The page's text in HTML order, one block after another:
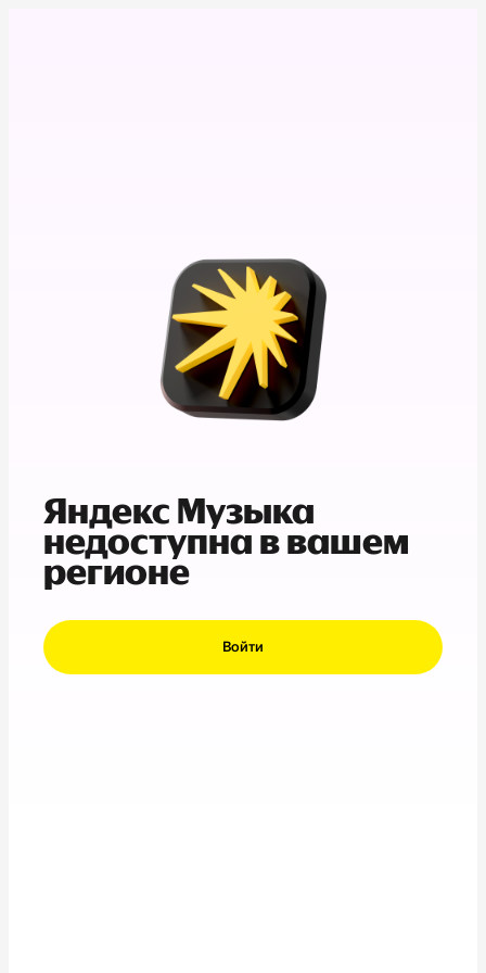
Яндекс Музыка
недоступна в вашем
регионе
Войти